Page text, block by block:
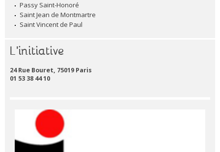
Passy Saint-Honoré
Saint Jean de Montmartre
Saint Vincent de Paul
L'initiative
24 Rue Bouret, 75019 Paris
01 53 38 44 10